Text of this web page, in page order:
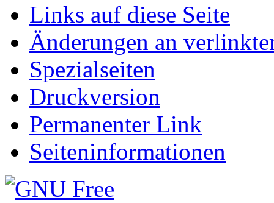
Links auf diese Seite
Änderungen an
Spezialseiten
Druckversion
Permanenter Link
Seiten­informationen